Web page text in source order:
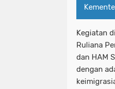
Kegiatan
Ruliana
dan HAM
dengan